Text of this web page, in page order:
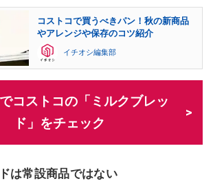
コストコで買うべきパン！秋の新商品
やアレンジや保存のコツ紹介
イチオシ編集部
コストコの「ミルクブレッ
ド」をチェック
は常設商品ではない